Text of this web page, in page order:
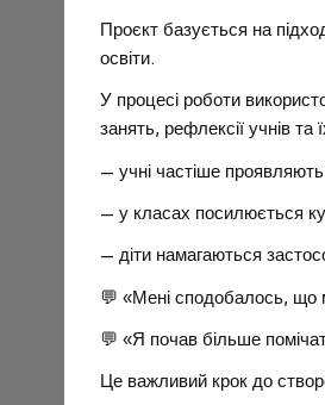
Проєкт базується на
освіти.
У процесі роботи
занять, рефлексії учнів та
— учні частіше проявляють
— у класах посилюється
— діти намагаються
💬 «Мені сподобалось, що
💬 «Я почав більше
Це важливий крок до